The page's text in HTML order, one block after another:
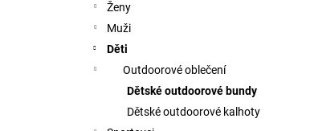
Ženy
Muži
Děti
Outdoorové oblečení
Dětské outdoorové bundy
Dětské outdoorové kalhoty